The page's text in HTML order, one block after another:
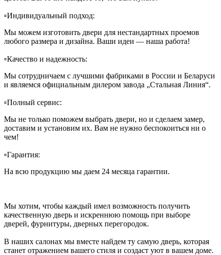
▫️Индивидуальный подход:
Мы можем изготовить двери для нестандартных проемов
любого размера и дизайна. Ваши идеи — наша работа!
▫️Качество и надежность:
Мы сотрудничаем с лучшими фабриками в России и Беларуси
и являемся официальным дилером завода „Стальная Линия“.
▫️Полный сервис:
Мы не только поможем выбрать двери, но и сделаем замер,
доставим и установим их. Вам не нужно беспокоиться ни о
чем!
▫️Гарантия:
На всю продукцию мы даем 24 месяца гарантии.
Мы хотим, чтобы каждый имел возможность получить
качественную дверь и искреннюю помощь при выборе
дверей, фурнитуры, дверных перегородок.
В наших салонах мы вместе найдем ту самую дверь, которая
станет отражением вашего стиля и создаст уют в вашем доме.